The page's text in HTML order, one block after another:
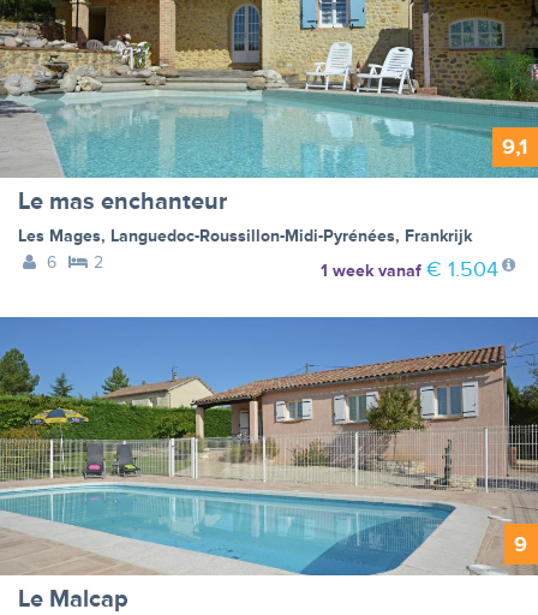
9,1
Le mas enchanteur
Les Mages, Languedoc-Roussillon-Midi-Pyrénées, Frankrijk
6
2 1 weekvanaf € 1.504
9
Le Malcap